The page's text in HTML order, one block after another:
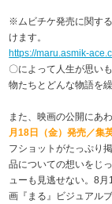
※ムビチケ発売に関す
けます。
https://maru.asmik-
〇によって人生が思い
物たちとどんな物語を
また、映画の公開にあ
月18日（金）発売／集
フショットがたっぷり
品についての想いをじ
ューも見逃せない。8
画『まる』ビジュアル